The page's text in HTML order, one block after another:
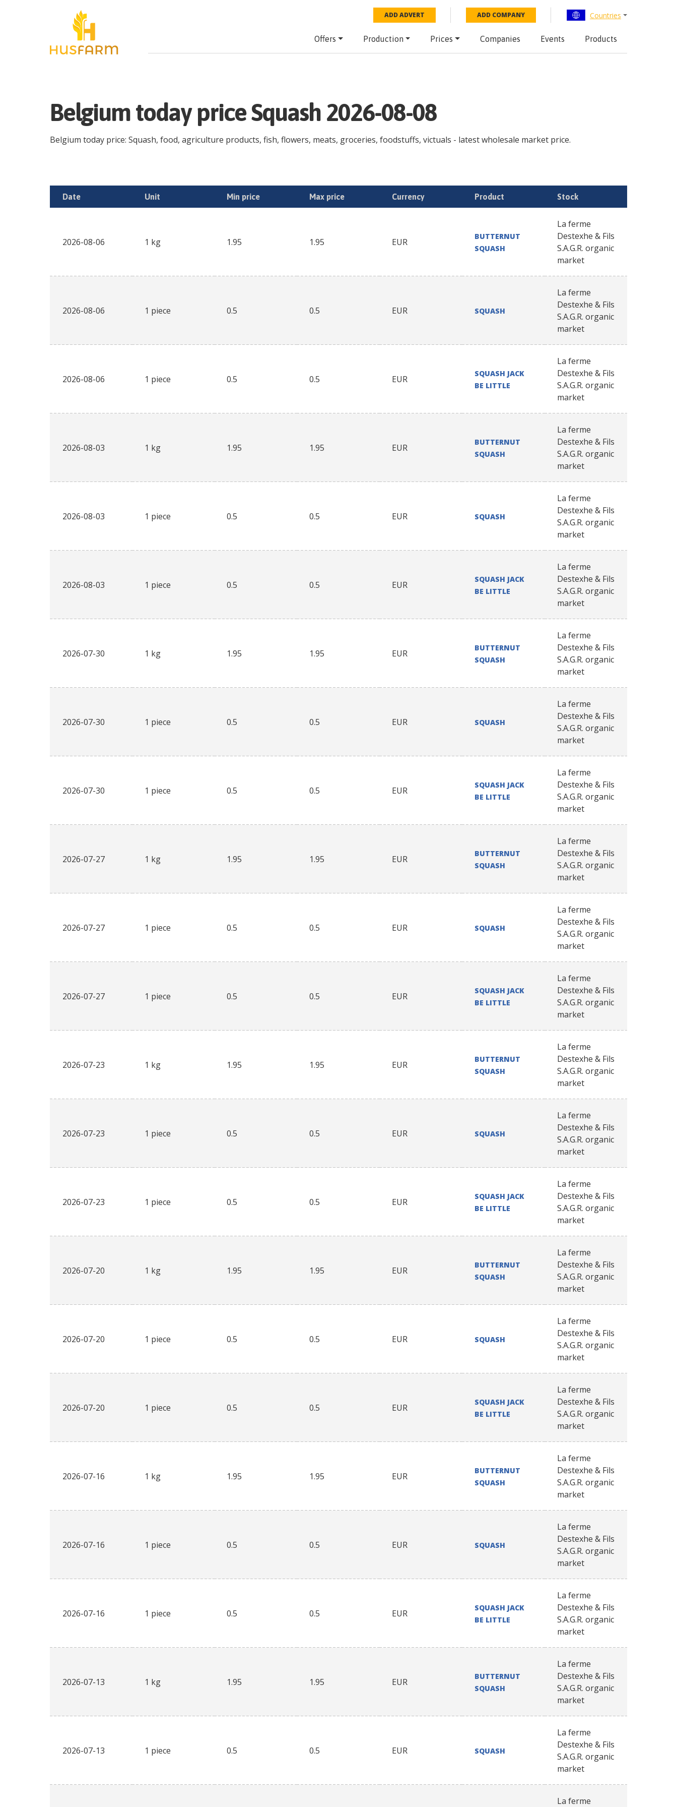
ADD ADVERT ADD COMPANY Countries
Offers Production Prices Companies Events Products
Belgium today price Squash 2026-08-08
Belgium today price: Squash, food, agriculture products, fish, flowers, meats, groceries, foodstuffs, victuals - latest wholesale market price.
Date Unit Min price Max price Currency Product Stock
2026-08-06 1 kg 1.95 1.95 EUR
BUTTERNUT
SQUASH
La ferme
Destexhe & Fils
S.A.G.R. organic
market
2026-08-06 1 piece 0.5 0.5 EUR SQUASH
La ferme
Destexhe & Fils
S.A.G.R. organic
market
2026-08-06 1 piece 0.5 0.5 EUR
SQUASH JACK
BE LITTLE
La ferme
Destexhe & Fils
S.A.G.R. organic
market
2026-08-03 1 kg 1.95 1.95 EUR
BUTTERNUT
SQUASH
La ferme
Destexhe & Fils
S.A.G.R. organic
market
2026-08-03 1 piece 0.5 0.5 EUR SQUASH
La ferme
Destexhe & Fils
S.A.G.R. organic
market
2026-08-03 1 piece 0.5 0.5 EUR
SQUASH JACK
BE LITTLE
La ferme
Destexhe & Fils
S.A.G.R. organic
market
2026-07-30 1 kg 1.95 1.95 EUR
BUTTERNUT
SQUASH
La ferme
Destexhe & Fils
S.A.G.R. organic
market
2026-07-30 1 piece 0.5 0.5 EUR SQUASH
La ferme
Destexhe & Fils
S.A.G.R. organic
market
2026-07-30 1 piece 0.5 0.5 EUR
SQUASH JACK
BE LITTLE
La ferme
Destexhe & Fils
S.A.G.R. organic
market
2026-07-27 1 kg 1.95 1.95 EUR
BUTTERNUT
SQUASH
La ferme
Destexhe & Fils
S.A.G.R. organic
market
2026-07-27 1 piece 0.5 0.5 EUR SQUASH
La ferme
Destexhe & Fils
S.A.G.R. organic
market
2026-07-27 1 piece 0.5 0.5 EUR
SQUASH JACK
BE LITTLE
La ferme
Destexhe & Fils
S.A.G.R. organic
market
2026-07-23 1 kg 1.95 1.95 EUR
BUTTERNUT
SQUASH
La ferme
Destexhe & Fils
S.A.G.R. organic
market
2026-07-23 1 piece 0.5 0.5 EUR SQUASH
La ferme
Destexhe & Fils
S.A.G.R. organic
market
2026-07-23 1 piece 0.5 0.5 EUR
SQUASH JACK
BE LITTLE
La ferme
Destexhe & Fils
S.A.G.R. organic
market
2026-07-20 1 kg 1.95 1.95 EUR
BUTTERNUT
SQUASH
La ferme
Destexhe & Fils
S.A.G.R. organic
market
2026-07-20 1 piece 0.5 0.5 EUR SQUASH
La ferme
Destexhe & Fils
S.A.G.R. organic
market
2026-07-20 1 piece 0.5 0.5 EUR
SQUASH JACK
BE LITTLE
La ferme
Destexhe & Fils
S.A.G.R. organic
market
2026-07-16 1 kg 1.95 1.95 EUR
BUTTERNUT
SQUASH
La ferme
Destexhe & Fils
S.A.G.R. organic
market
2026-07-16 1 piece 0.5 0.5 EUR SQUASH
La ferme
Destexhe & Fils
S.A.G.R. organic
market
2026-07-16 1 piece 0.5 0.5 EUR
SQUASH JACK
BE LITTLE
La ferme
Destexhe & Fils
S.A.G.R. organic
market
2026-07-13 1 kg 1.95 1.95 EUR
BUTTERNUT
SQUASH
La ferme
Destexhe & Fils
S.A.G.R. organic
market
2026-07-13 1 piece 0.5 0.5 EUR SQUASH
La ferme
Destexhe & Fils
S.A.G.R. organic
market
La ferme